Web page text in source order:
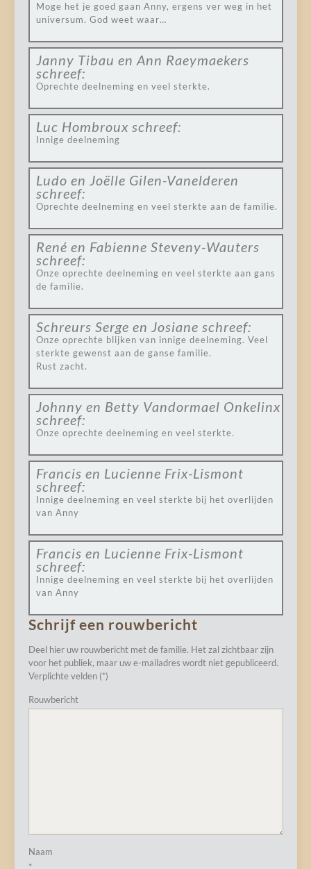
Moge het je goed gaan Anny, ergens ver weg in het
universum. God weet waar…
Janny Tibau en Ann Raeymaekers
schreef:
Oprechte deelneming en veel sterkte.
Luc Hombroux schreef:
Innige deelneming
Ludo en Joëlle Gilen-Vanelderen
schreef:
Oprechte deelneming en veel sterkte aan de familie.
René en Fabienne Steveny-Wauters
schreef:
Onze oprechte deelneming en veel sterkte aan gans
de familie.
Schreurs Serge en Josiane schreef:
Onze oprechte blijken van innige deelneming. Veel
sterkte gewenst aan de ganse familie.
Rust zacht.
Johnny en Betty Vandormael Onkelinx
schreef:
Onze oprechte deelneming en veel sterkte.
Francis en Lucienne Frix-Lismont
schreef:
Innige deelneming en veel sterkte bij het overlijden
van Anny
Francis en Lucienne Frix-Lismont
schreef:
Innige deelneming en veel sterkte bij het overlijden
van Anny
Schrijf een rouwbericht
Deel hier uw rouwbericht met de familie. Het zal zichtbaar zijn
voor het publiek, maar uw e-mailadres wordt niet gepubliceerd.
Verplichte velden (*)
Rouwbericht
Naam